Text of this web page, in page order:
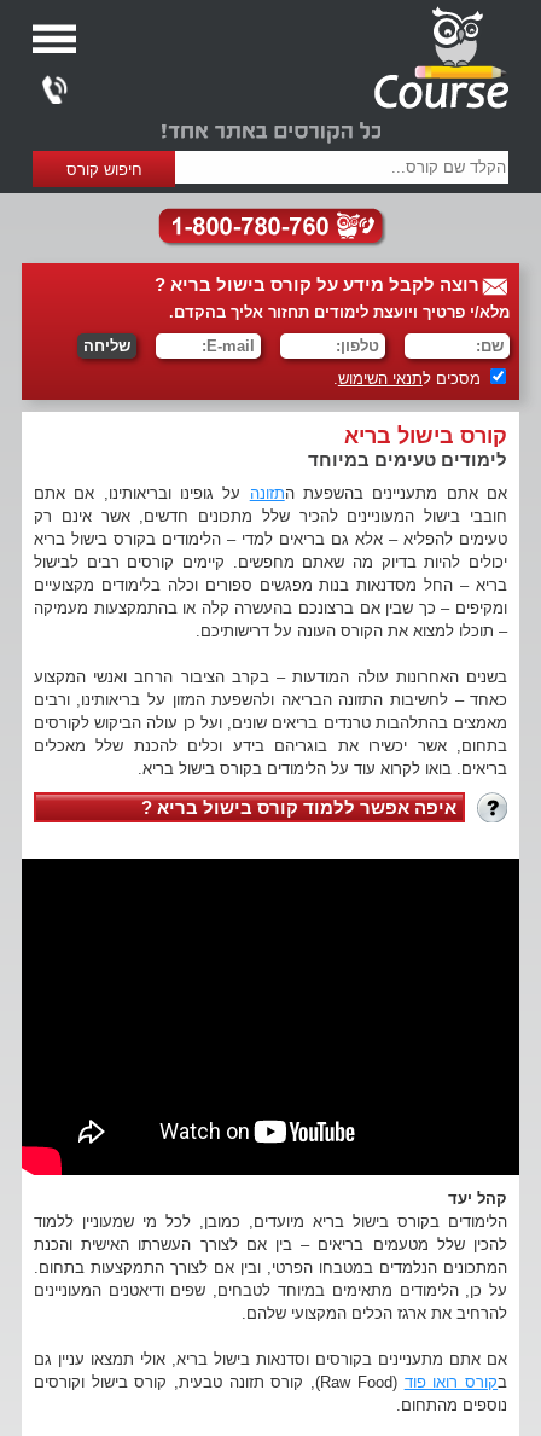
רוצה לקבל מידע על קורס בישול בריא ?
מלא/י פרטיך ויועצת לימודים תחזור אליך בהקדם.
מסכים לתנאי השימוש.
קורס בישול בריא
לימודים טעימים במיוחד
אם אתם מתעניינים בהשפעת התזונה על גופינו ובריאותינו, אם אתם
חובבי בישול המעוניינים להכיר שלל מתכונים חדשים, אשר אינם רק
טעימים להפליא – אלא גם בריאים למדי – הלימודים בקורס בישול בריא
יכולים להיות בדיוק מה שאתם מחפשים. קיימים קורסים רבים לבישול
בריא – החל מסדנאות בנות מפגשים ספורים וכלה בלימודים מקצועיים
ומקיפים – כך שבין אם ברצונכם בהעשרה קלה או בהתמקצעות מעמיקה
– תוכלו למצוא את הקורס העונה על דרישותיכם.
בשנים האחרונות עולה המודעות – בקרב הציבור הרחב ואנשי המקצוע
כאחד – לחשיבות התזונה הבריאה ולהשפעת המזון על בריאותינו, ורבים
מאמצים בהתלהבות טרנדים בריאים שונים, ועל כן עולה הביקוש לקורסים
בתחום, אשר יכשירו את בוגריהם בידע וכלים להכנת שלל מאכלים
בריאים. בואו לקרוא עוד על הלימודים בקורס בישול בריא.
איפה אפשר ללמוד קורס בישול בריא ?
קהל יעד
הלימודים בקורס בישול בריא מיועדים, כמובן, לכל מי שמעוניין ללמוד
להכין שלל מטעמים בריאים – בין אם לצורך העשרתו האישית והכנת
המתכונים הנלמדים במטבחו הפרטי, ובין אם לצורך התמקצעות בתחום.
על כן, הלימודים מתאימים במיוחד לטבחים, שפים ודיאטנים המעוניינים
להרחיב את ארגז הכלים המקצועי שלהם.
אם אתם מתעניינים בקורסים וסדנאות בישול בריא, אולי תמצאו עניין גם
בקורס רואו פוד
(Raw Food), קורס תזונה טבעית, קורס בישול וקורסים
נוספים מהתחום.